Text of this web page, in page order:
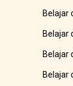
Belajar
Belajar
Belajar
Belajar